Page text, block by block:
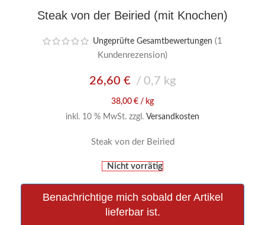
Steak von der Beiried (mit Knochen)
Ungeprüfte Gesamtbewertungen (1
Kundenrezension)
26,60 € 0,7 kg
38,00 € / kg
inkl. 10 % MwSt. zzgl. Versandkosten
Steak von der Beiried
Nicht vorrätig
Benachrichtige mich sobald der Artikel
lieferbar ist.